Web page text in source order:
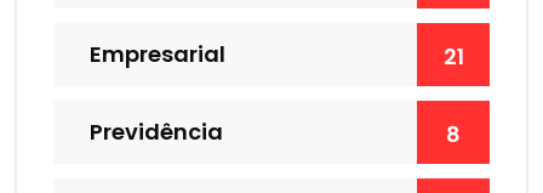
Empresarial 21
Previdência 8